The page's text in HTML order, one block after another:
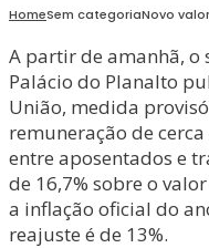
HomeSem categoriaNovo
A partir de amanhã, o
Palácio do Planalto
União, medida
remuneração de
entre aposentados e
de 16,7% sobre o
a inflação oficial do
reajuste é de 13%.